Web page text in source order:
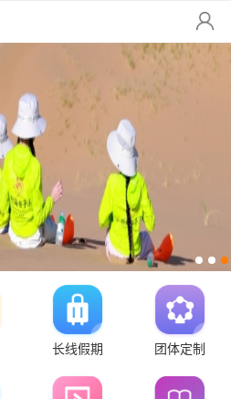
长线假期 团体定制